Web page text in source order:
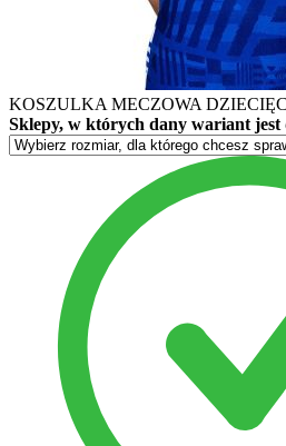
KOSZULKA MECZOWA
Sklepy, w których dany wariant jest